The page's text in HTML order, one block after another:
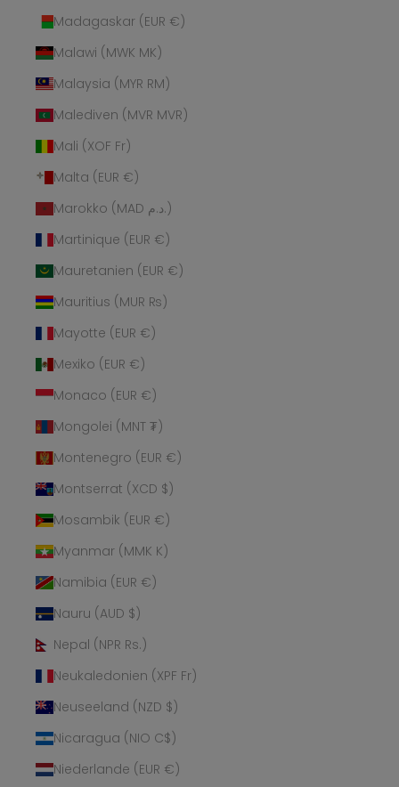
Madagaskar (EUR €)
Malawi (MWK MK)
Malaysia (MYR RM)
Malediven (MVR MVR)
Mali (XOF Fr)
Malta (EUR €)
Marokko (MAD د.م.)
Martinique (EUR €)
Mauretanien (EUR €)
Mauritius (MUR ₨)
Mayotte (EUR €)
Mexiko (EUR €)
Monaco (EUR €)
Mongolei (MNT ₮)
Montenegro (EUR €)
Montserrat (XCD $)
Mosambik (EUR €)
Myanmar (MMK K)
Namibia (EUR €)
Nauru (AUD $)
Nepal (NPR Rs.)
Neukaledonien (XPF Fr)
Neuseeland (NZD $)
Nicaragua (NIO C$)
Niederlande (EUR €)